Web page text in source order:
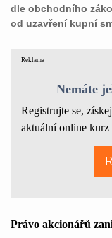
dle obchodního
od uzavření kupní
Reklama
Nemáte
Registrujte se,
aktuální online
Právo akcionářů